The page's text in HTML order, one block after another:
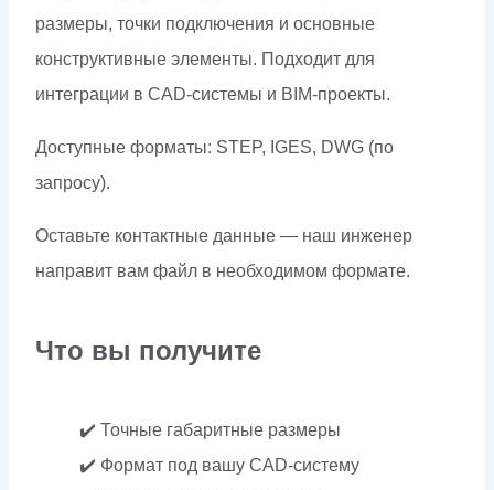
размеры, точки подключения и основные
конструктивные элементы. Подходит для
интеграции в CAD-системы и BIM-проекты.
Доступные форматы: STEP, IGES, DWG (по
запросу).
Оставьте контактные данные — наш инженер
направит вам файл в необходимом формате.
Что вы получите
✔️ Точные габаритные размеры
✔️ Формат под вашу CAD-систему